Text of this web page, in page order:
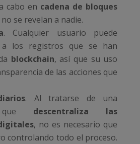
cabo en cadena de bloques
se revelan a nadie.
. Cualquier usuario puede
a los registros que se han
blockchain, así que su uso
de las acciones que
. Al tratarse de una
que descentraliza las
, no es necesario que
controlando todo el proceso.